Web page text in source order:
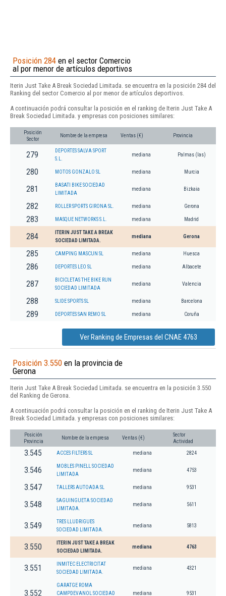
Posición 284 en el sector Comercio
al por menor de artículos deportivos
Iterin Just Take A Break Sociedad Limitada. se encuentra en la posición 284 del
Ranking del sector Comercio al por menor de artículos deportivos.
A continuación podrá consultar la posición en el ranking de Iterin Just Take A
Break Sociedad Limitada. y empresas con posiciones similares:
Posición
Sector
Nombre de la empresa Ventas (€) Provincia
279
DEPORTES SALVA SPORT
S.L.
mediana Palmas (las)
280 MOTOS GONZALO SL mediana Murcia
281
BASATI BIKE SOCIEDAD
LIMITADA
mediana Bizkaia
282 ROLLER SPORTS GIRONA SL. mediana Gerona
283 MASQUE NETWORKS S.L. mediana Madrid
284
ITERIN JUST TAKE A BREAK
SOCIEDAD LIMITADA.
mediana Gerona
285 CAMPING MASCUN SL mediana Huesca
286 DEPORTES LEO SL mediana Albacete
287
BICICLETAS THE BIKE RUN
SOCIEDAD LIMITADA
mediana Valencia
288 SLIDE SPORTS SL mediana Barcelona
289 DEPORTES SAN REMO SL mediana Coruña
Ver Ranking de Empresas del CNAE 4763
Posición 3.550 en la provincia de
Gerona
Iterin Just Take A Break Sociedad Limitada. se encuentra en la posición 3.550
del Ranking de Gerona.
A continuación podrá consultar la posición en el ranking de Iterin Just Take A
Break Sociedad Limitada. y empresas con posiciones similares:
Posición
Provincia
Nombre de la empresa Ventas (€)
Sector
Actividad
3.545 ACCES FILTERS SL mediana 2824
3.546
MOBLES PINELL SOCIEDAD
LIMITADA
mediana 4753
3.547 TALLERS AUTOADA SL mediana 9531
3.548
SAGUINGUETA SOCIEDAD
LIMITADA.
mediana 5611
3.549
TRES LLUDRIGUES
SOCIEDAD LIMITADA.
mediana 5813
3.550
ITERIN JUST TAKE A BREAK
SOCIEDAD LIMITADA.
mediana 4763
3.551
INMITEC ELECTRICITAT
SOCIEDAD LIMITADA.
mediana 4321
3.552
GARATGE ROMA
CAMPDEVANOL SOCIEDAD
mediana 9531